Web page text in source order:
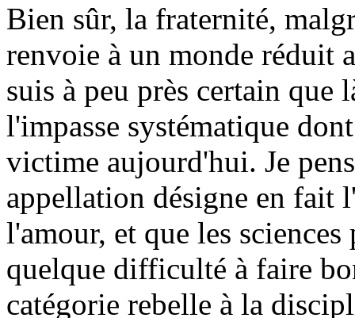
Bien sûr, la fraternité,
renvoie à un monde réduit
suis à peu près certain que
l'impasse systématique
victime aujourd'hui. Je
appellation désigne en fait
l'amour, et que les
quelque difficulté à faire
catégorie rebelle à la